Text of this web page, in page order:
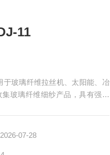
11
于玻璃纤维拉丝机、太阳能、冶
玻璃纤维细纱产品，具有强度
07-28